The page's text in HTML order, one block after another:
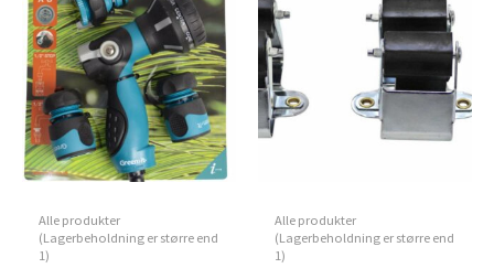
Alle produkter
(Lagerbeholdning er større end
1)
Alle produkter
(Lagerbeholdning er større end
1)